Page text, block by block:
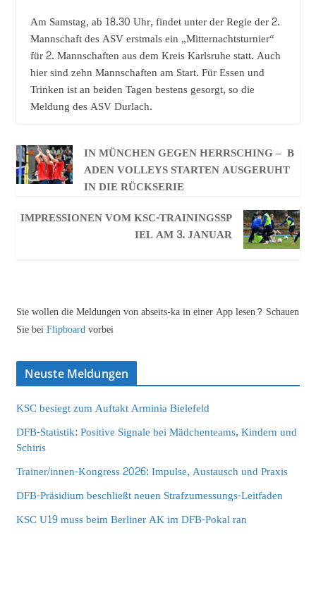
Am Samstag, ab 18.30 Uhr, findet unter der Regie der 2.
Mannschaft des ASV erstmals ein „Mitternachtsturnier“
für 2. Mannschaften aus dem Kreis Karlsruhe statt. Auch
hier sind zehn Mannschaften am Start. Für Essen und
Trinken ist an beiden Tagen bestens gesorgt, so die
Meldung des ASV Durlach.
IN MÜNCHEN GEGEN HERRSCHING – B
ADEN VOLLEYS STARTEN AUSGERUHT
IN DIE RÜCKSERIE
IMPRESSIONEN VOM KSC-TRAININGSSP
IEL AM 3. JANUAR
Sie wollen die Meldungen von abseits-ka in einer App lesen? Schauen
Sie beiFlipboardvorbei
Neuste Meldungen
KSC besiegt zum Auftakt Arminia Bielefeld
DFB-Statistik: Positive Signale bei Mädchenteams, Kindern und
Schiris
Trainer/innen-Kongress 2026: Impulse, Austausch und Praxis
DFB-Präsidium beschließt neuen Strafzumessungs-Leitfaden
KSC U19 muss beim Berliner AK im DFB-Pokal ran